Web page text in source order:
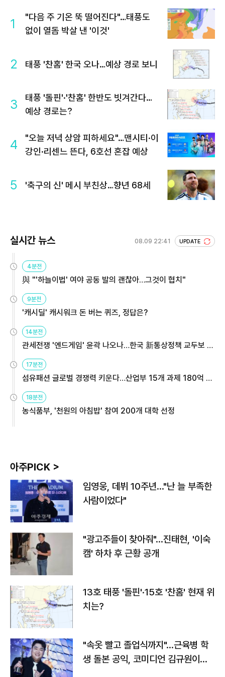
1
"다음 주 기온 뚝 떨어진다"…태풍도
없이 열돔 박살 낸 '이것'
2 태풍 '찬홈' 한국 오나…예상 경로 보니
3
태풍 '돌핀'·'찬홈' 한반도 빗겨간다…
예상 경로는?
4
"오늘 저녁 상암 피하세요"…맨시티·이
강인·리센느 뜬다, 6호선 혼잡 예상
5 '축구의 신' 메시 부친상…향년 68세
실시간 뉴스 08.09 22:41 UPDATE
4분전
與 "'하늘이법' 여야 공동 발의 괜찮아…그것이 협치"
9분전
'캐시딜' 캐시워크 돈 버는 퀴즈, 정답은?
14분전
관세전쟁 '엔드게임' 윤곽 나오나…한국 新통상정책 교두보 활
용해야
17분전
섬유패션 글로벌 경쟁력 키운다…산업부 15개 과제 180억 지
원
18분전
농식품부, '천원의 아침밥' 참여 200개 대학 선정
아주PICK >
임영웅, 데뷔 10주년…"난 늘 부족한
사람이었다"
"광고주들이 찾아줘"…진태현, '이숙
캠' 하차 후 근황 공개
13호 태풍 '돌핀'·15호 '찬홈' 현재 위
치는?
"속옷 빨고 졸업식까지"…근육병 학
생 돌본 공익, 코미디언 김규원이었